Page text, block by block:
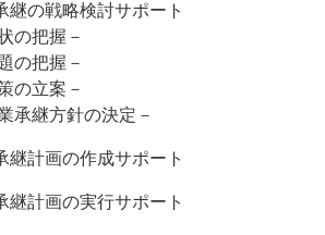
略検討サポート
握－
握－
案－
針の決定－
の作成サポート
の実行サポート